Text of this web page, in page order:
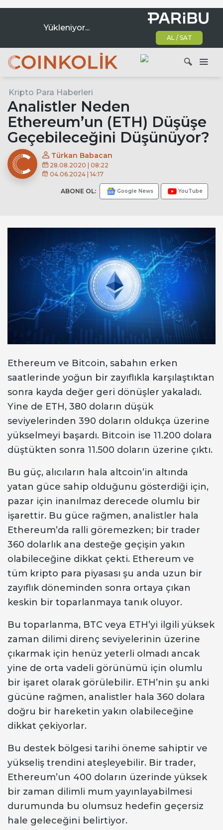
Yükleniyor...
AL / SAT
Ana dolaşım
Ara
Kripto Para Haberleri
Analistler Neden
Ethereum’un (ETH) Düşüşe
Geçebileceğini Düşünüyor?
Türkan Babacan
28.08.2020 | 08:22
04.06.2024 | 14:17
ABONE OL: Google News YouTube
Ethereum ve Bitcoin, sabahın erken
saatlerinde yoğun bir zayıflıkla karşılaştıktan
sonra kayda değer geri dönüşler yakaladı.
Yine de ETH, 380 doların düşük
seviyelerinden 390 doların oldukça üzerine
yükselmeyi başardı. Bitcoin ise 11.200 dolara
düştükten sonra 11.500 doların üzerine çıktı.
Bu güç, alıcıların hala altcoin’in altında
yatan güce sahip olduğunu gösterdiği için,
pazar için inanılmaz derecede olumlu bir
işarettir. Bu güce rağmen, analistler hala
Ethereum’da ralli göremezken; bir trader
360 dolarlık ana desteğe geçişin yakın
olabileceğine dikkat çekti. Ethereum ve
tüm kripto para piyasası şu anda uzun bir
zayıflık döneminden sonra ortaya çıkan
keskin bir toparlanmaya tanık oluyor.
Bu toparlanma, BTC veya ETH’yi ilgili yüksek
zaman dilimi direnç seviyelerinin üzerine
çıkarmak için henüz yeterli olmadı ancak
yine de orta vadeli görünümü için olumlu
bir işaret olarak görülebilir. ETH’nin şu anki
gücüne rağmen, analistler hala 360 dolara
doğru bir hareketin yakın olabileceğine
dikkat çekiyorlar.
Bu destek bölgesi tarihi öneme sahiptir ve
yükseliş trendini ateşleyebilir. Bir trader,
Ethereum’un 400 doların üzerinde yüksek
bir zaman dilimli mum yayınlayabilmesi
durumunda bu olumsuz hedefin geçersiz
hale geleceğini belirtiyor.